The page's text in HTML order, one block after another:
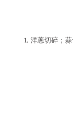
1. 洋蔥切碎；